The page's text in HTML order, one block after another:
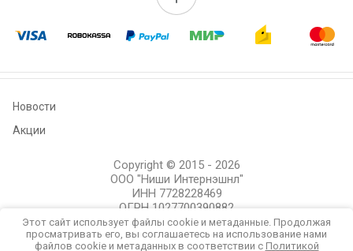
Новости
Акции
Copyright © 2015 - 2026
ООО "Ниши Интернэшнл"
ИНН 7728228469
ОГРН 1027700390882
Политика конфиденциальности
Этот сайт использует файлы cookie и метаданные. Продолжая
просматривать его, вы соглашаетесь на использование нами
файлов cookie и метаданных в соответствии с Политикой